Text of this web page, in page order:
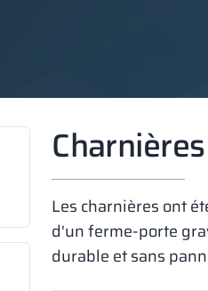
Les charnières ont
d'un ferme-porte
durable et sans